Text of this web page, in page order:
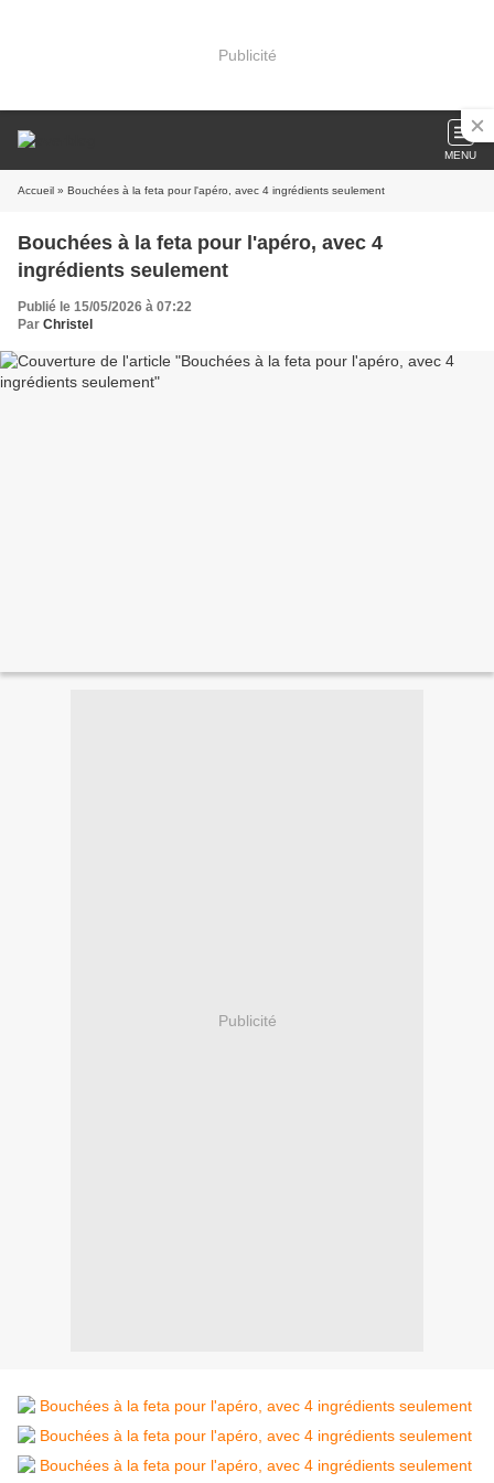
Publicité
MENU
Accueil » Bouchées à la feta pour l'apéro, avec 4 ingrédients seulement
Bouchées à la feta pour l'apéro, avec 4
ingrédients seulement
Publié le 15/05/2026 à 07:22
Par Christel
Publicité